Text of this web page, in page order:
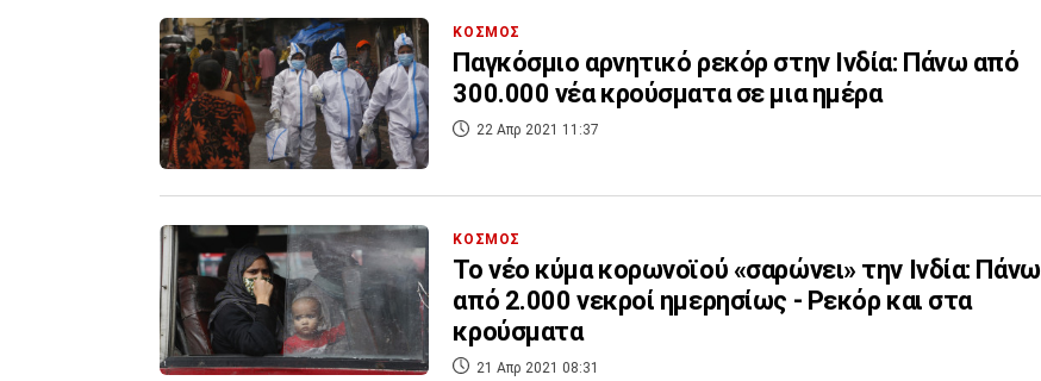
ΚΟΣΜΟΣ
Παγκόσμιο αρνητικό ρεκόρ στην Ινδία: Πάνω από
300.000 νέα κρούσματα σε μια ημέρα
22 Απρ 2021 11:37
ΚΟΣΜΟΣ
Το νέο κύμα κορωνοϊού «σαρώνει» την Ινδία: Πάνω
από 2.000 νεκροί ημερησίως - Ρεκόρ και στα
κρούσματα
21 Απρ 2021 08:31